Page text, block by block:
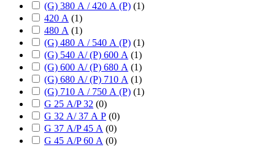
(G) 380 А / 420 А (P) (1)
420 А (1)
480 А (1)
(G) 480 А / 540 А (P) (1)
(G) 540 А/ (P) 600 А (1)
(G) 600 А/ (P) 680 А (1)
(G) 680 А/ (P) 710 А (1)
(G) 710 А / 750 А (P) (1)
G 25 А/P 32 (0)
G 32 А/ 37 А P (0)
G 37 А/P 45 А (0)
G 45 А/P 60 А (0)